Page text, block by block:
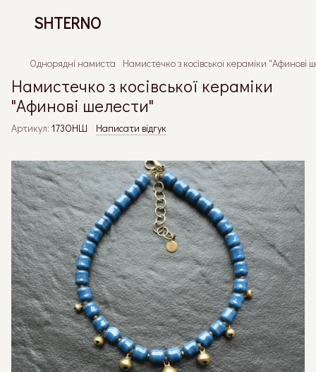
SHTERNO
Однорядні намиста Намистечко з косівської кераміки "Афинові
Намистечко з косівської кераміки
"Афинові шелести"
Артикул: 173ОНШ Написати відгук